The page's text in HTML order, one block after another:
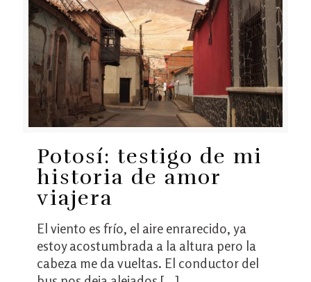
Potosí: testigo de mi
historia de amor
viajera
El viento es frío, el aire enrarecido, ya
estoy acostumbrada a la altura pero la
cabeza me da vueltas. El conductor del